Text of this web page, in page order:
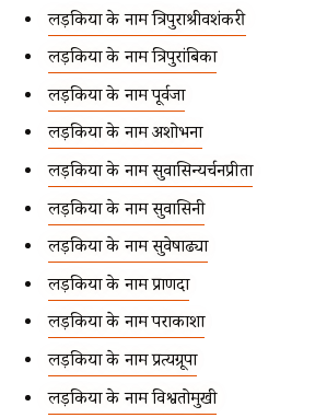
लड़कियों के नाम त्रिपुराश्रीवशंकरी
लड़कियों के नाम त्रिपुरांबिका
लड़कियों के नाम पूर्वजा
लड़कियों के नाम अशोभना
लड़कियों के नाम सुवासिन्यर्चनप्रीता
लड़कियों के नाम सुवासिनी
लड़कियों के नाम सुवेषाढ्या
लड़कियों के नाम प्राणदा
लड़कियों के नाम पराकाशा
लड़कियों के नाम प्रत्यग्रूपा
लड़कियों के नाम विश्वतोमुखी